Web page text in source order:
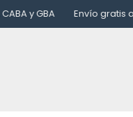
Envío gratis a partir de